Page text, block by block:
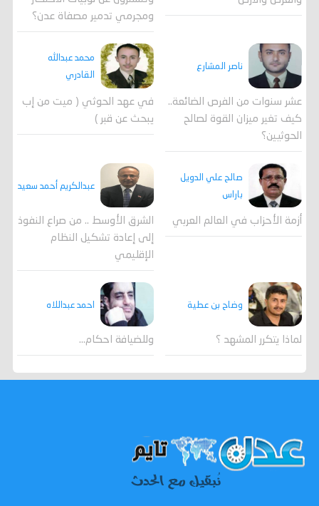
ومجرمي تدمير مصفاة عدن؟
ناصر المشارع
عشر سنوات من الفرص الضائعة..
كيف تغير ميزان القوة لصالح
الحوثيين؟
محمد عبدالله
القادري
في عهد الحوثي ( ميت من إب
يبحث عن قبر )
صالح علي الدويل
باراس
أزمة الأحزاب في العالم العربي
عبدالكريم أحمد سعيد
الشرق الأوسط .. من صراع النفوذ
إلى إعادة تشكيل النظام
الإقليمي
وضاح بن عطية
لماذا يتكرر المشهد ؟
احمد عبداللاه
وللضيافة احكام…